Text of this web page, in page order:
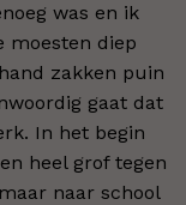
was en ik
moesten diep
zakken puin
gaat dat
In het begin
heel grof tegen
naar school